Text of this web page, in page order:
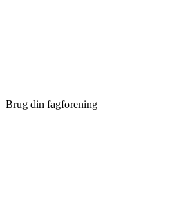
Brug din fagforening